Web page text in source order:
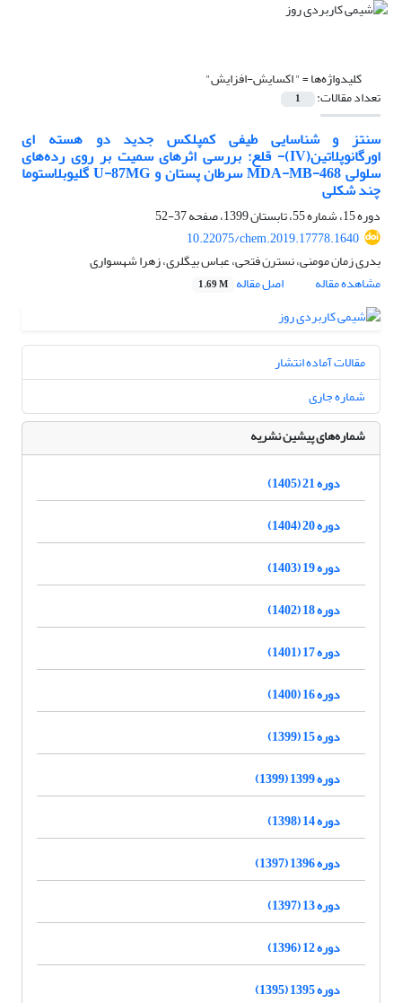
کلیدواژه‌ها =" اکسایش-افزایش"
تعداد مقالات: 1
سنتز و شناسایی طیفی کمپلکس جدید دو هسته ای
اورگانوپلاتین(IV)- قلع: بررسی اثرهای سمیت بر روی رده‌های
سلولی MDA-MB-468 سرطان پستان و U-87MG گلیوبلاستوما
چند شکلی
دوره 15، شماره 55، تابستان 1399، صفحه
37-52
10.22075/chem.2019.17778.1640
بدری زمان مومنی، نسترن فتحی، عباس بیگلری، زهرا شهسواری
مشاهده مقاله
اصل مقاله 1.69 M
مقالات آماده انتشار
شماره جاری
شماره‌های پیشین نشریه
دوره 21 (1405)
دوره 20 (1404)
دوره 19 (1403)
دوره 18 (1402)
دوره 17 (1401)
دوره 16 (1400)
دوره 15 (1399)
دوره 1399 (1399)
دوره 14 (1398)
دوره 1396 (1397)
دوره 13 (1397)
دوره 12 (1396)
دوره 1395 (1395)